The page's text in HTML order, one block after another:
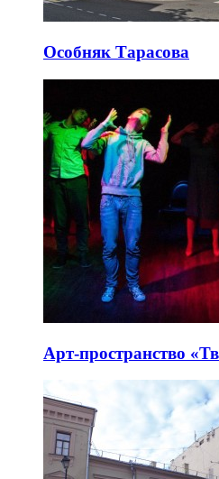
Особняк Тарасова
Арт-пространство